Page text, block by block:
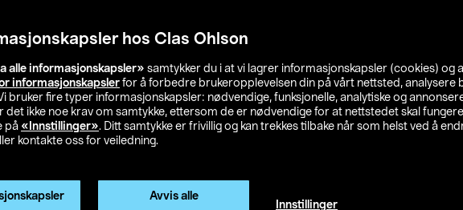
hos Clas Ohlson
alle informasjonskapsler» samtykker du i at vi lagrer informasjonskapsler (cookies) og
informasjonskapsler for å forbedre brukeropplevelsen din på vårt nettsted, analysere
bruker fire typer informasjonskapsler: nødvendige, funksjonelle, analytiske og
det ikke noe krav om samtykke, ettersom de er nødvendige for at nettstedet skal
på «Innstillinger». Ditt samtykke er frivillig og kan trekkes tilbake når som helst ved å
kontakte oss for veiledning.
Avvis alle
Innstillinger